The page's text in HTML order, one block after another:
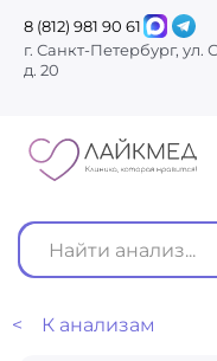
8 (812) 981 90 61
г. Санкт-Петербург, ул.
д. 20
< К анализам